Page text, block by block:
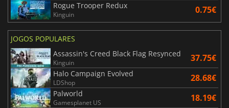
Rogue Trooper Redux
Kinguin 0.75€
JOGOS POPULARES
Assassin's Creed Black Flag Resynced
Kinguin 37.75€
Halo Campaign Evolved
LDShop 28.68€
Palworld
Gamesplanet US 18.19€